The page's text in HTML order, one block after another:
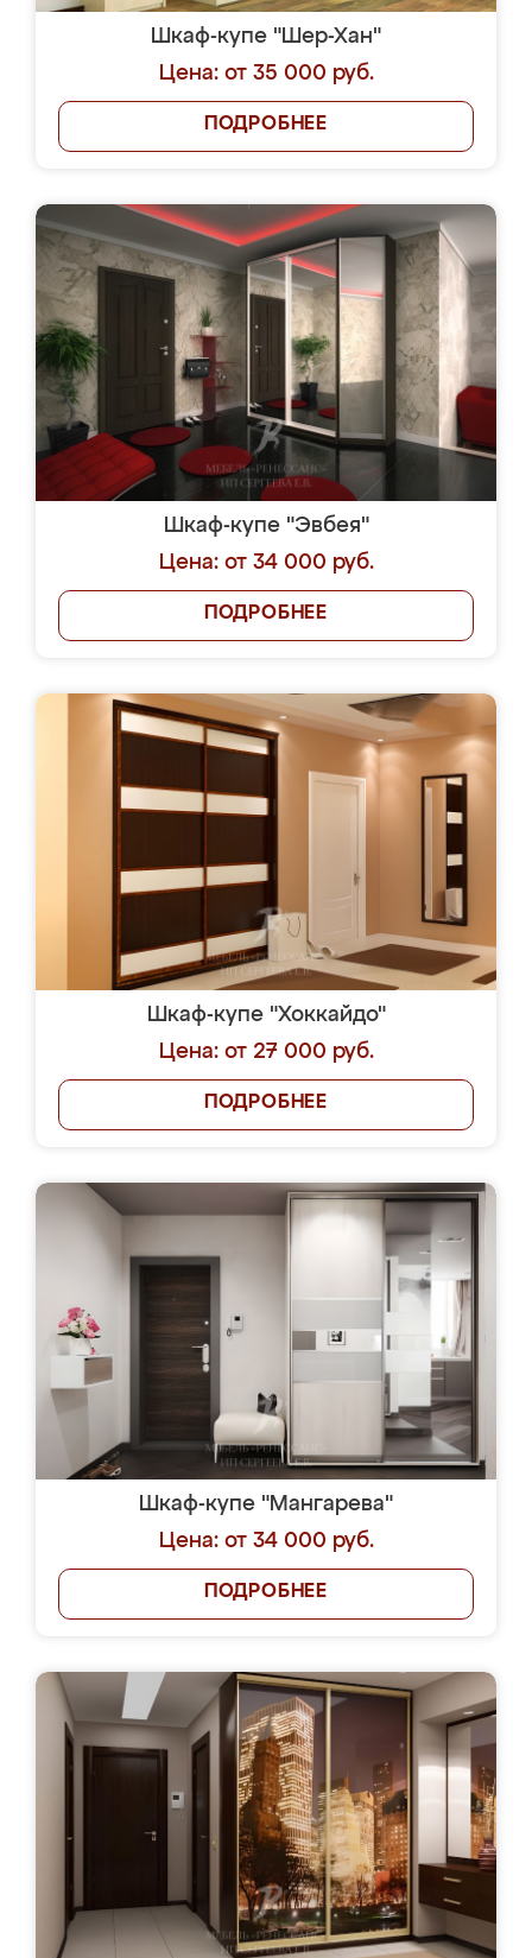
Шкаф-купе "Шер-Хан"
Цена: от 35 000 руб.
ПОДРОБНЕЕ
Шкаф-купе "Эвбея"
Цена: от 34 000 руб.
ПОДРОБНЕЕ
Шкаф-купе "Хоккайдо"
Цена: от 27 000 руб.
ПОДРОБНЕЕ
Шкаф-купе "Мангарева"
Цена: от 34 000 руб.
ПОДРОБНЕЕ